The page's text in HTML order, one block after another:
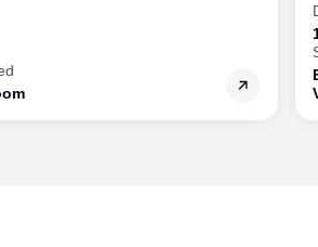
forretningsudvikling - så du
samfund og bundlinje.